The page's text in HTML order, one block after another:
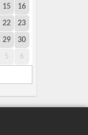
15 16
22 23
29 30
5 6